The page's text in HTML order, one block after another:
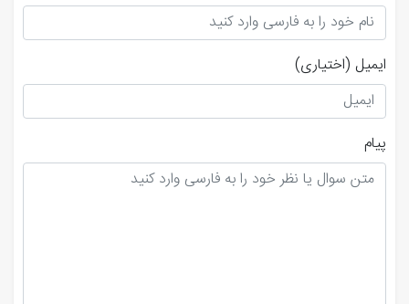
ایمیل (اختیاری)
پیام